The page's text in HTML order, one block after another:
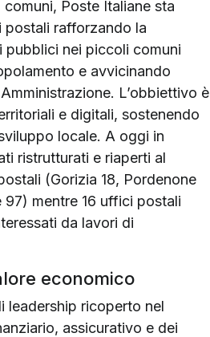
Poste Italiane sta
rafforzando la
pubblici nei piccoli comuni
e avvicinando
L’obbiettivo è
e digitali, sostenendo
locale. A oggi in
ristrutturati e riaperti al
(Gorizia 18, Pordenone
mentre 16 uffici postali
da lavori di
economico
leadership ricoperto nel
assicurativo e dei